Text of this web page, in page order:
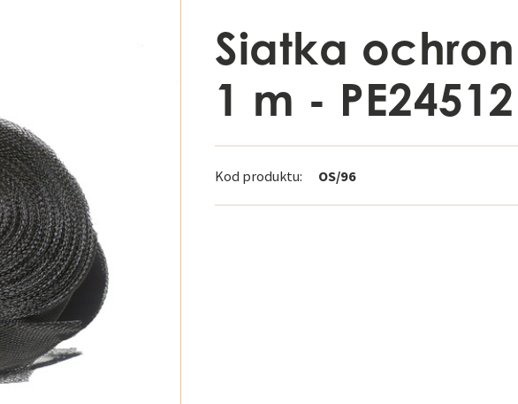
Siatka
1 m - PE24512
Kod produktu: OS/96